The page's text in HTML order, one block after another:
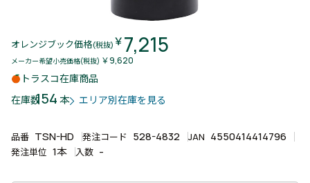
オレンジブック価格(税抜) ￥7,215
メーカー希望小売価格(税抜) ￥9,620
トラスコ在庫商品
在庫数154本 エリア別在庫を見る
品番 TSN-HD 発注コード 528-4832 JAN 4550414414796
発注単位 1本 入数 -